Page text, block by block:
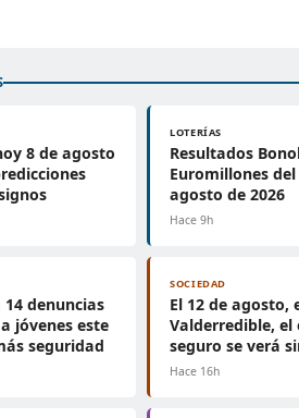
8 de agosto
LOTERÍAS
Resultados
Euromillones
agosto de 2026
Hace 9h
denuncias
jóvenes este
seguridad
SOCIEDAD
El 12 de agosto,
Valderredible, el
seguro se verá
Hace 16h